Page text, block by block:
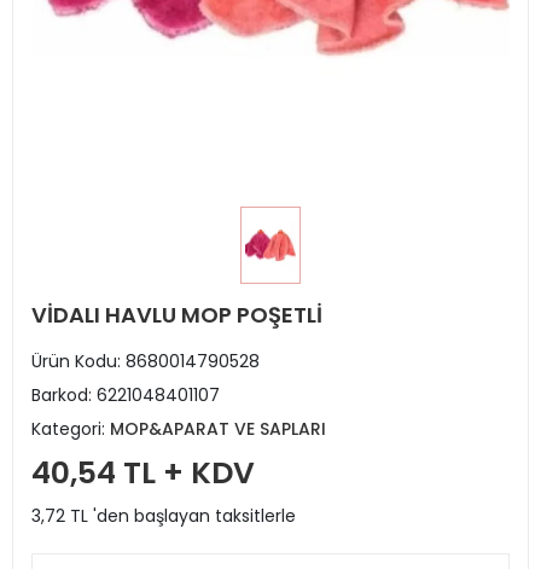
VİDALI HAVLU MOP POŞETLİ
Ürün Kodu: 8680014790528
Barkod: 6221048401107
Kategori: MOP&APARAT VE SAPLARI
40,54 TL + KDV
3,72 TL 'den başlayan taksitlerle